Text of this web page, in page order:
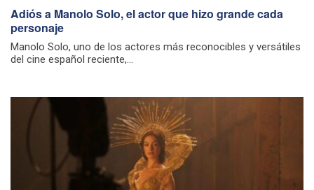
Adiós a Manolo Solo, el actor que hizo grande cada
personaje
Manolo Solo, uno de los actores más reconocibles y versátiles
del cine español reciente,...